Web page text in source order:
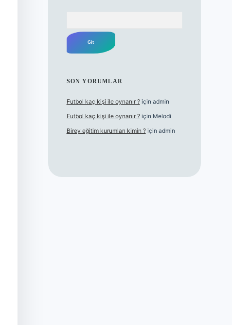
SON YORUMLAR
Futbol kaç kişi ile oynanır ?için admin
Futbol kaç kişi ile oynanır ?için Melodi
Birey eğitim kurumları kimin ?için admin